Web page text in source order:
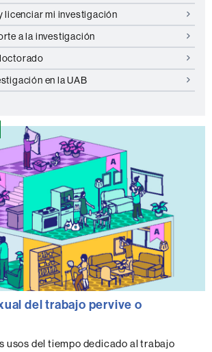
licenciar mi investigación
a la investigación
en la UAB
del trabajo pervive o
usos del tiempo dedicado al trabajo